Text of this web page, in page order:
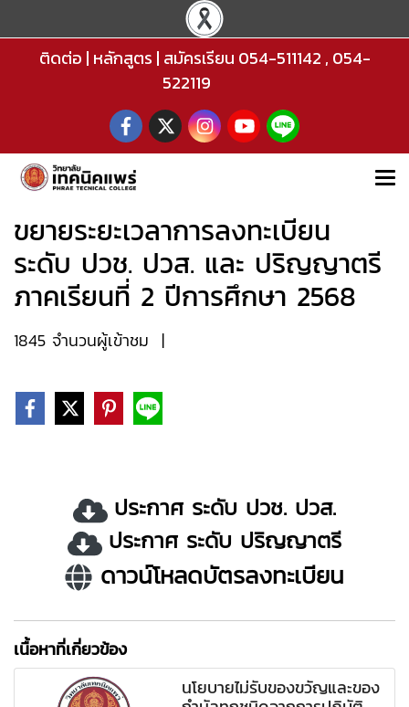
ติดต่อ | หลักสูตร | สมัครเรียน 054-511142 , 054-
522119
ขยายระยะเวลาการลงทะเบียน
ระดับ ปวช. ปวส. และ ปริญญาตรี
ภาคเรียนที่ 2 ปีการศึกษา 2568
1845 จำนวนผู้เข้าชม |
ประกาศ ระดับ ปวช. ปวส.
ประกาศ ระดับ ปริญญาตรี
ดาวน์โหลดบัตรลงทะเบียน
เนื้อหาที่เกี่ยวข้อง
นโยบายไม่รับของขวัญและของ